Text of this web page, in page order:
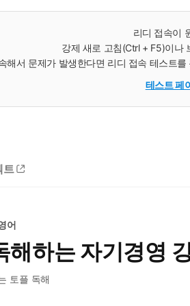
리디 접속이
강제 새로 고침(Ctrl + F5)이나
해서 문제가 발생한다면 리디 접속 테스트
테스트 페
트
어
해하는 자기경영
토플 독해